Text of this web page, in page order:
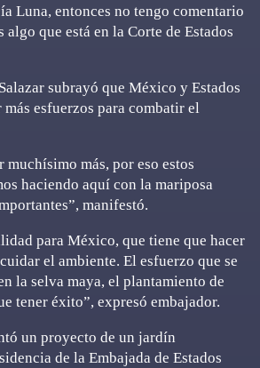
Luna, entonces no tengo comentario
algo que está en la Corte de Estados
subrayó que México y Estados
esfuerzos para combatir el
muchísimo más, por eso estos
haciendo aquí con la mariposa
manifestó.
para México, que tiene que hacer
el ambiente. El esfuerzo que se
la selva maya, el plantamiento de
tener éxito”, expresó embajador.
un proyecto de un jardín
de la Embajada de Estados